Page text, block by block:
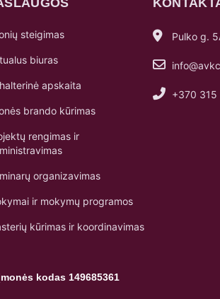
steigimas
biuras
apskaita
brando kūrimas
rengimas ir
organizavimas
ir mokymų programos
kūrimas ir koordinavimas
Pulko g.
+370 315
kodas 149685361